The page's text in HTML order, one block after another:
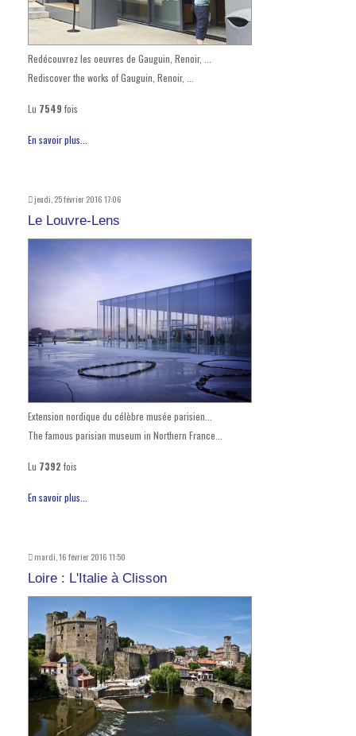
Redécouvrez les oeuvres de Gauguin, Renoir, ...
Rediscover the works of Gauguin, Renoir, ...
Lu 7549 fois
En savoir plus...
jeudi, 25 février 2016 17:06
Le Louvre-Lens
Extension nordique du célèbre musée parisien...
The famous parisian museum in Northern France...
Lu 7392 fois
En savoir plus...
mardi, 16 février 2016 11:50
Loire : L'Italie à Clisson